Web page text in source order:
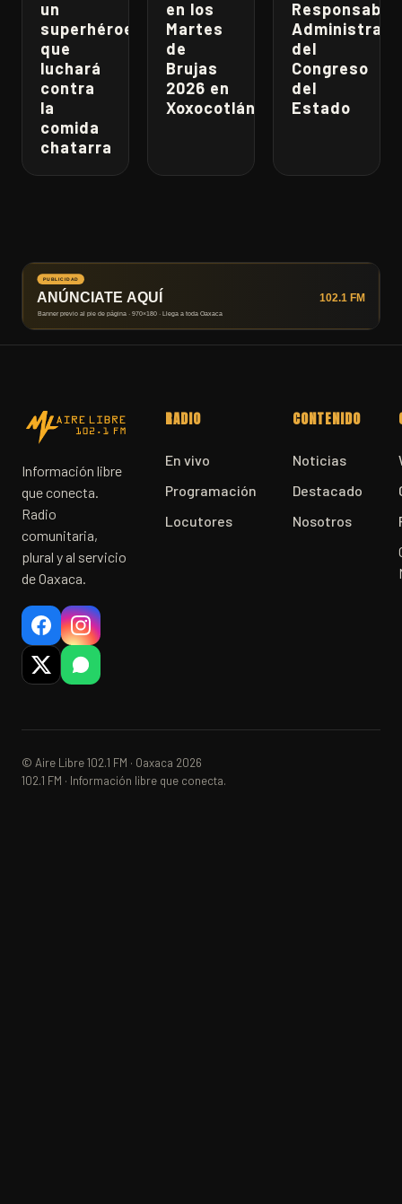
un
superhéroe
que
luchará
contra
la
comida
chatarra
en los
Martes
de
Brujas
2026 en
Xoxocotlán
del
Congreso
del
Estado
Información libre
que conecta.
Radio
comunitaria,
plural y al servicio
de Oaxaca.
RADIO
En vivo
Programación
Locutores
CONTENIDO
Noticias
Destacado
Nosotros
© Aire Libre 102.1 FM · Oaxaca 2026
102.1 FM · Información libre que conecta.